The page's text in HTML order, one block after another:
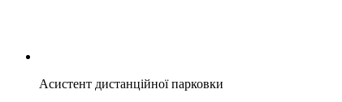
Асистент дистанційної парковки